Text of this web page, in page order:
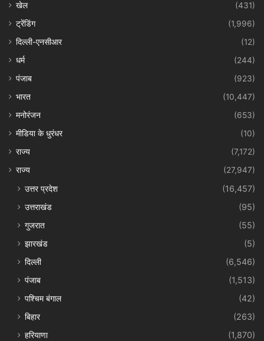
खेल
(431)
ट्रेंडिंग
(1,996)
दिल्ली-एनसीआर
(12)
धर्म
(244)
पंजाब
(923)
भारत
(10,447)
मनोरंजन
(653)
मीडिया के धुरंधर
(10)
राज्य
(7,172)
राज्य
(27,947)
उत्तर प्रदेश
(16,457)
उत्तराखंड
(95)
गुजरात
(55)
झारखंड
(5)
दिल्ली
(6,546)
पंजाब
(1,513)
पश्चिम बंगाल
(42)
बिहार
(263)
हरियाणा
(1,870)